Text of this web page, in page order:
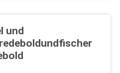
und